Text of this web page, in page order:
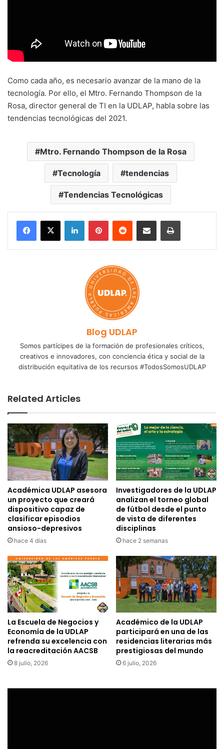
Como cada año, es necesario avanzar de la mano de la
tecnología. Por ello, el Mtro. Fernando Thompson de la
Rosa, director general de TI en la UDLAP, habla sobre las
tendencias tecnológicas del 2021.
Mtro. Fernando Thompson de la Rosa
Tecnología tendencias
Tendencias Tecnológicas
LinkedInPinterestReddit Share via Email Print
Blog UDLAP
Somos partícipes de la formación de profesionales críticos,
creativos e innovadores, con conciencia ética y social de la
distribución equitativa de los recursos #TodosSomosUDLAP
Related Articles
Académica UDLAP asesora
un proyecto que creará
dispositivo capaz de
clasificar episodios
ansioso-depresivos
hace 4 días
Investigadores de la UDLAP
analizan el torneo global
de fútbol desde el punto
de vista de diferentes
disciplinas
hace 2 semanas
La Escuela de Negocios y
Economía de la UDLAP
refrenda su excelencia con
la reacreditación AACSB
8 julio, 2026
Académico de la UDLAP
participará en una de las
residencias literarias más
prestigiosas del mundo
6 julio, 2026